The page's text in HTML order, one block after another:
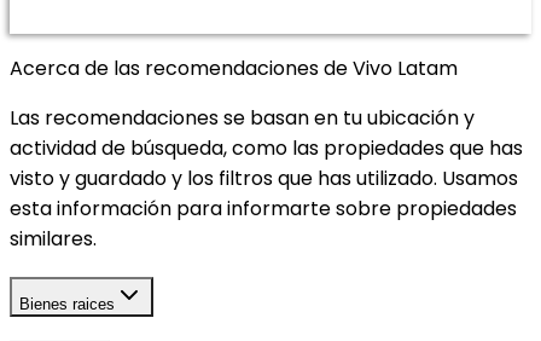
Acerca de las recomendaciones de Vivo Latam
Las recomendaciones se basan en tu ubicación y
actividad de búsqueda, como las propiedades que has
visto y guardado y los filtros que has utilizado. Usamos
esta información para informarte sobre propiedades
similares.
Bienes raices